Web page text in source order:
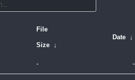
File
Size ↓
Date ↓
- -